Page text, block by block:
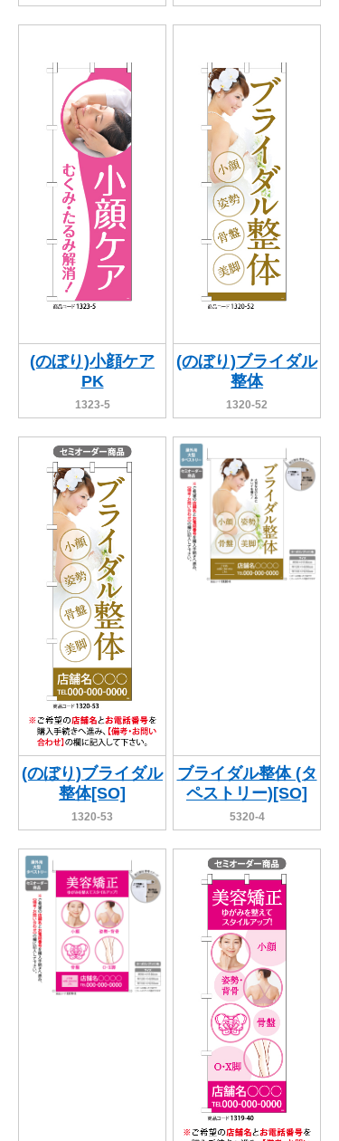
(のぼり)小顔ケア
PK
1323-5
(のぼり)ブライダル
整体
1320-52
(のぼり)ブライダル
整体[SO]
1320-53
ブライダル整体 (タ
ペストリー)[SO]
5320-4